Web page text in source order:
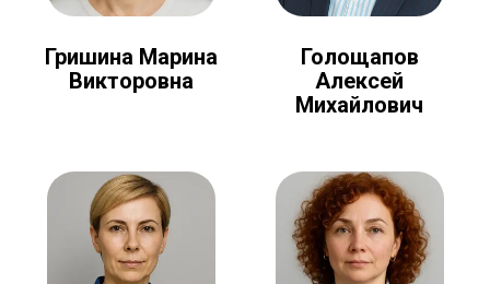
Гришина Марина
Викторовна
Голощапов
Алексей
Михайлович